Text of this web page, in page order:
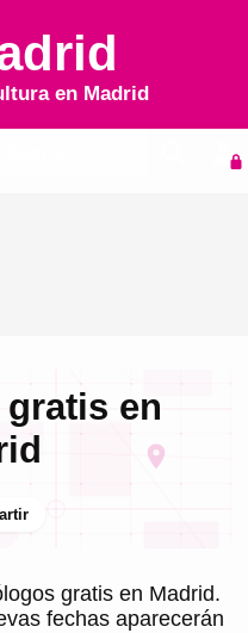
en Madrid
en
gratis en Madrid.
fechas aparecerán